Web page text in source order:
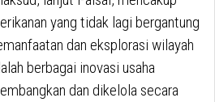
yang tidak lagi bergantung
dan eksplorasi wilayah
berbagai inovasi usaha
dan dikelola secara